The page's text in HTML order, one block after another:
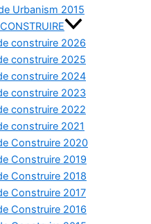
Urbanism 2015
construire 2026
construire 2025
construire 2024
construire 2023
construire 2022
construire 2021
Construire 2020
Construire 2019
Construire 2018
Construire 2017
Construire 2016